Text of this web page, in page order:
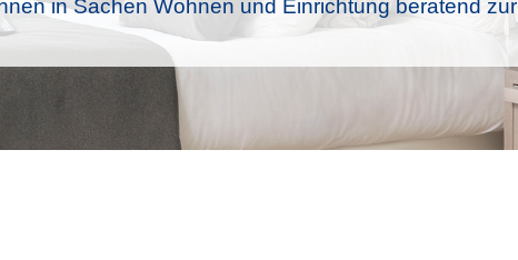
in Sachen Wohnen und Einrichtung beratend zur